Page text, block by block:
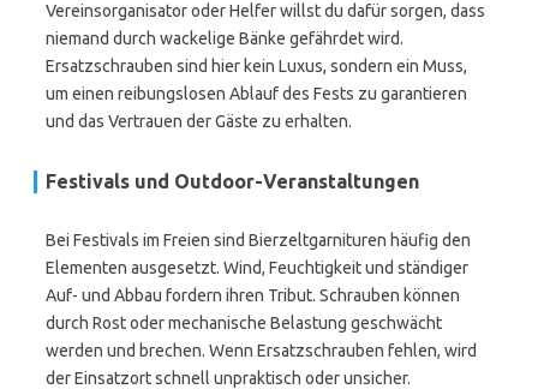
Vereinsorganisator oder Helfer willst du dafür sorgen, dass
niemand durch wackelige Bänke gefährdet wird.
Ersatzschrauben sind hier kein Luxus, sondern ein Muss,
um einen reibungslosen Ablauf des Fests zu garantieren
und das Vertrauen der Gäste zu erhalten.
Festivals und Outdoor-Veranstaltungen
Bei Festivals im Freien sind Bierzeltgarnituren häufig den
Elementen ausgesetzt. Wind, Feuchtigkeit und ständiger
Auf- und Abbau fordern ihren Tribut. Schrauben können
durch Rost oder mechanische Belastung geschwächt
werden und brechen. Wenn Ersatzschrauben fehlen, wird
der Einsatzort schnell unpraktisch oder unsicher.